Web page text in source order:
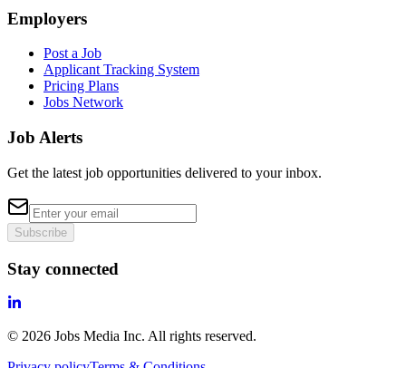
Employers
Post a Job
Applicant Tracking System
Pricing Plans
Jobs Network
Job Alerts
Get the latest job opportunities delivered to your inbox.
Subscribe
Stay connected
© 2026 Jobs Media Inc. All rights reserved.